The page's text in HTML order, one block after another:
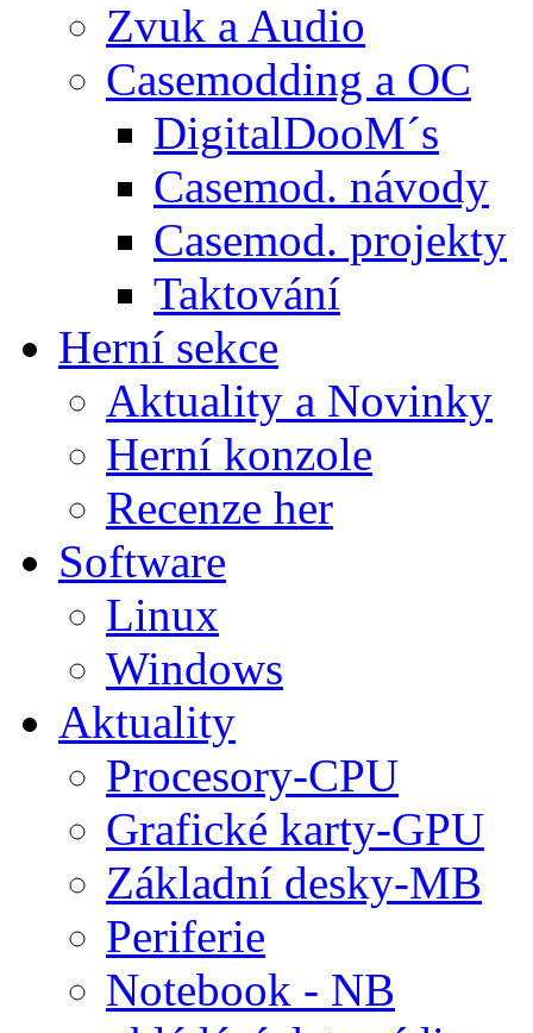
Zvuk a Audio
Casemodding a OC
DigitalDooM´s
Casemod. návody
Casemod. projekty
Taktování
Herní sekce
Aktuality a Novinky
Herní konzole
Recenze her
Software
Linux
Windows
Aktuality
Procesory-CPU
Grafické karty-GPU
Základní desky-MB
Periferie
Notebook - NB